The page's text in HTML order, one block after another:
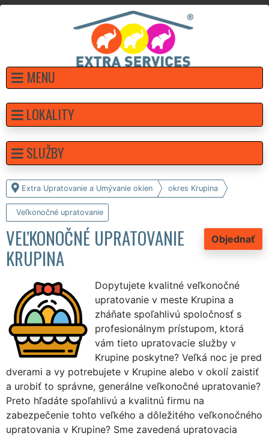
MENU
Extra Upratovanie a Umývanie okien okres Krupina
Veľkonočné upratovanie
Objednať
VEĽKONOČNÉ UPRATOVANIE
KRUPINA
Dopytujete kvalitné veľkonočné
upratovanie v meste Krupina a
zháňate spoľahlivú spoločnosť s
profesionálnym prístupom, ktorá
vám tieto upratovacie služby v
Krupine poskytne? Veľká noc je pred
dverami a vy potrebujete v Krupine alebo v okolí zaistiť
a urobiť to správne, generálne veľkonočné upratovanie?
Preto hľadáte spoľahlivú a kvalitnú firmu na
zabezpečenie tohto veľkého a dôležitého veľkonočného
upratovania v Krupine? Sme zavedená upratovacia
LOKALITY
SLUŽBY